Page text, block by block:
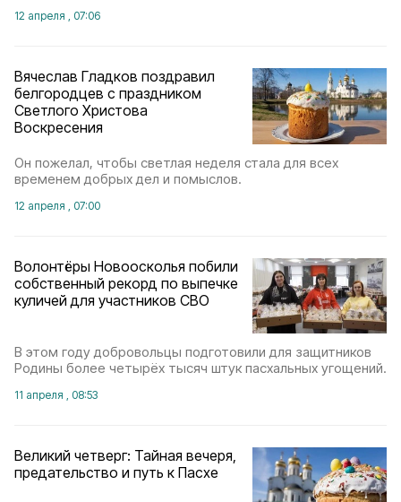
12 апреля , 07:06
Вячеслав Гладков поздравил
белгородцев с праздником
Светлого Христова
Воскресения
Он пожелал, чтобы светлая неделя стала для всех
временем добрых дел и помыслов.
12 апреля , 07:00
Волонтёры Новоосколья побили
собственный рекорд по выпечке
куличей для участников СВО
В этом году добровольцы подготовили для защитников
Родины более четырёх тысяч штук пасхальных угощений.
11 апреля , 08:53
Великий четверг: Тайная вечеря,
предательство и путь к Пасхе